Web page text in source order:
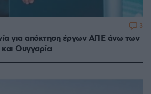
για απόκτηση έργων ΑΠΕ άνω των
Ουγγαρία
3